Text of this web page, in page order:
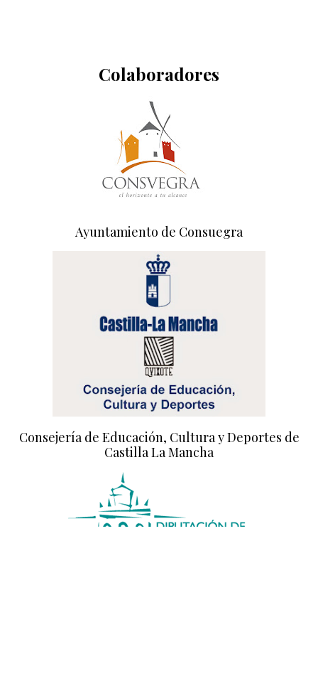
Colaboradores
Ayuntamiento de Consuegra
Consejería de Educación, Cultura y Deportes de
Castilla La Mancha